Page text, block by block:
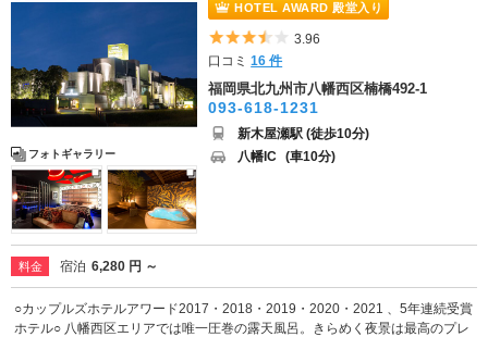
フォトギャラリー
HOTEL AWARD 殿堂入り
5つ星のうち3.5
3.96
口コミ16 件
福岡県北九州市八幡西区楠橋492-1
093-618-1231
新木屋瀬駅 (徒歩10分)
八幡IC (車10分)
料金 宿泊 6,280 円 ～
○カップルズホテルアワード2017・2018・2019・2020・2021 、5年連続受賞
ホテル○ 八幡西区エリアでは唯一圧巻の露天風呂。きらめく夜景は最高のプレ